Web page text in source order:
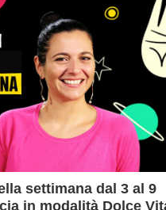
settimana dal 3 al 9
in modalità Dolce